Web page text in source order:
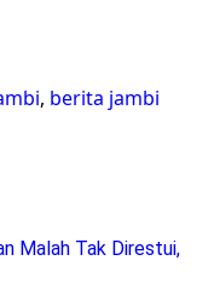
, berita jambi
Malah Tak Direstui,